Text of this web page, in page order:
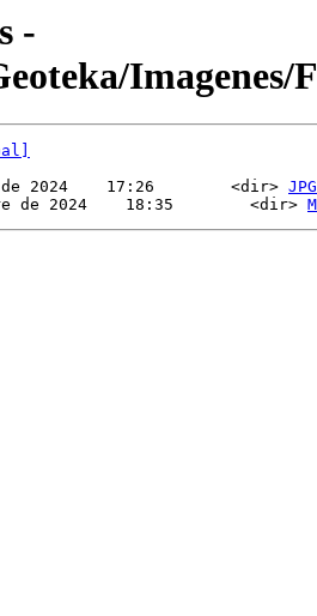
-
Imagenes/
2024    17:26        <dir> JPG
de 2024    18:35        <dir>